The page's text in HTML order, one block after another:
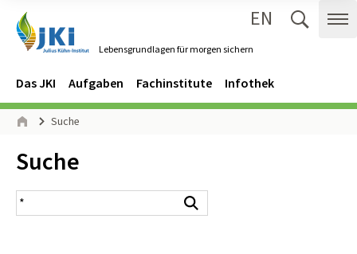
Lebensgrundlagen für morgen sichern
EN
Navigation
Hauptmenü
Das JKI Aufgaben Fachinstitute Infothek
Seitenpfad
Suche
Inhalt:
Suche
Suchergebnis